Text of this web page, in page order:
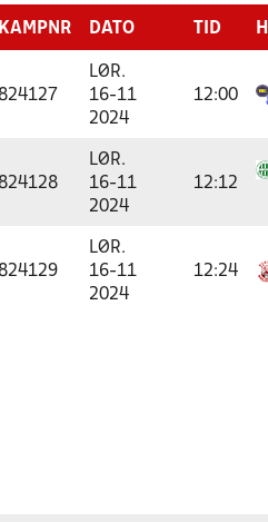
KAMPNR DATO TID
LØR.
16-11
2024
12:00
LØR.
16-11
2024
12:12
LØR.
16-11
2024
12:24